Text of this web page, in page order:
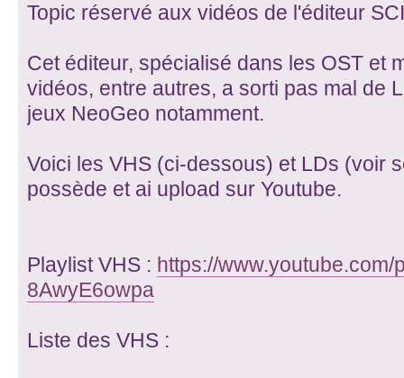
Topic réservé aux vidéos de l'éditeur
Cet éditeur, spécialisé dans les OST et
vidéos, entre autres, a sorti pas mal de
jeux NeoGeo notamment.
Voici les VHS (ci-dessous) et LDs (voir
possède et ai upload sur Youtube.
Playlist VHS : https://www.youtube.com/
8AwyE6owpa
Liste des VHS :